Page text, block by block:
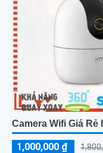
Camera Wifi Giá Rẻ
1,000,000 ₫